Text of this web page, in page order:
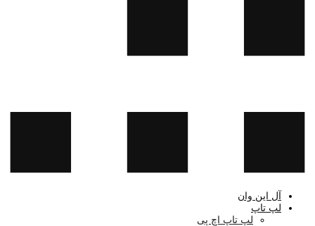
آل این وان
لپ تاپ
لپ تاپ اچ پی